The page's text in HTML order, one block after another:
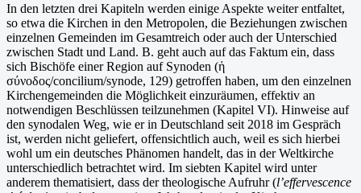
In den letzten drei Kapiteln werden einige Aspekte weiter entfaltet,
so etwa die Kirchen in den Metropolen, die Beziehungen zwischen
einzelnen Gemeinden im Gesamtreich oder auch der Unterschied
zwischen Stadt und Land. B. geht auch auf das Faktum ein, dass
sich Bischöfe einer Region auf Synoden (ἡ
σύνοδος/concilium/synode, 129) getroffen haben, um den einzelnen
Kirchengemeinden die Möglichkeit einzuräumen, effektiv an
notwendigen Beschlüssen teilzunehmen (Kapitel VI). Hinweise auf
den synodalen Weg, wie er in Deutschland seit 2018 im Gespräch
ist, werden nicht geliefert, offensichtlich auch, weil es sich hierbei
wohl um ein deutsches Phänomen handelt, das in der Weltkirche
unterschiedlich betrachtet wird. Im siebten Kapitel wird unter
anderem thematisiert, dass der theologische Aufruhr (l’effervescence